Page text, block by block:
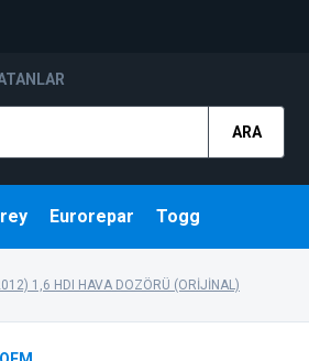
ARA
Eurorepar Togg
1,6 HDI HAVA DOZÖRÜ (ORİJİNAL)